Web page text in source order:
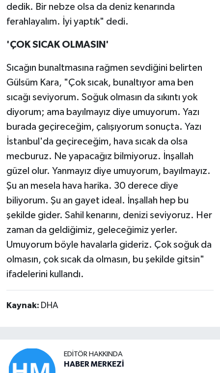
dedik. Bir nebze olsa da deniz kenarında
ferahlayalım. İyi yaptık" dedi.
'ÇOK SICAK OLMASIN'
Sıcağın bunaltmasına rağmen sevdiğini belirten
Gülsüm Kara, "Çok sıcak, bunaltıyor ama ben
sıcağı seviyorum. Soğuk olmasın da sıkıntı yok
diyorum; ama bayılmayız diye umuyorum. Yazı
burada geçireceğim, çalışıyorum sonuçta. Yazı
İstanbul'da geçireceğim, hava sıcak da olsa
mecburuz. Ne yapacağız bilmiyoruz. İnşallah
güzel olur. Yanmayız diye umuyorum, bayılmayız.
Şu an mesela hava harika. 30 derece diye
biliyorum. Şu an gayet ideal. İnşallah hep bu
şekilde gider. Sahil kenarını, denizi seviyoruz. Her
zaman da geldiğimiz, geleceğimiz yerler.
Umuyorum böyle havalarla gideriz. Çok soğuk da
olmasın, çok sıcak da olmasın, bu şekilde gitsin"
ifadelerini kullandı.
Kaynak: DHA
EDITÖR HAKKINDA
HABER MERKEZİ